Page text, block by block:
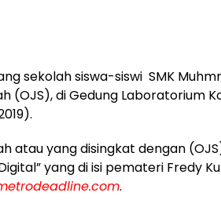
sekolah siswa-siswi SMK
(OJS), di Gedung Laboratorium
atau yang disingkat dengan
yang di isi pemateri Fredy
.